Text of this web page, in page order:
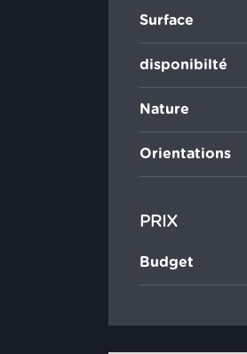
Surface
disponibilté
Nature
Orientations
PRIX
Budget